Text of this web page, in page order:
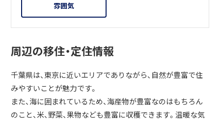
雰囲気
周辺の移住・定住情報
千葉県は、東京に近いエリアでありながら、自然が豊富で住
みやすいことが魅力です。
また、海に囲まれているため、海産物が豊富なのはもちろん
のこと、米、野菜、果物なども豊富に収穫できます。温暖な気